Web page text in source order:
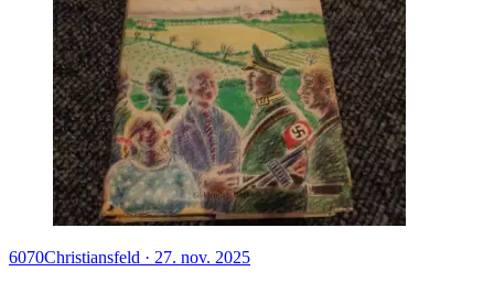
6070Christiansfeld · 27. nov. 2025